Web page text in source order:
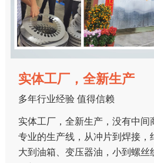
实体工厂，全新生产
多年行业经验 值得信赖
实体工厂，全新生产，没有中间
专业的生产线，从冲片到焊接，
大到油箱、变压器油，小到螺丝